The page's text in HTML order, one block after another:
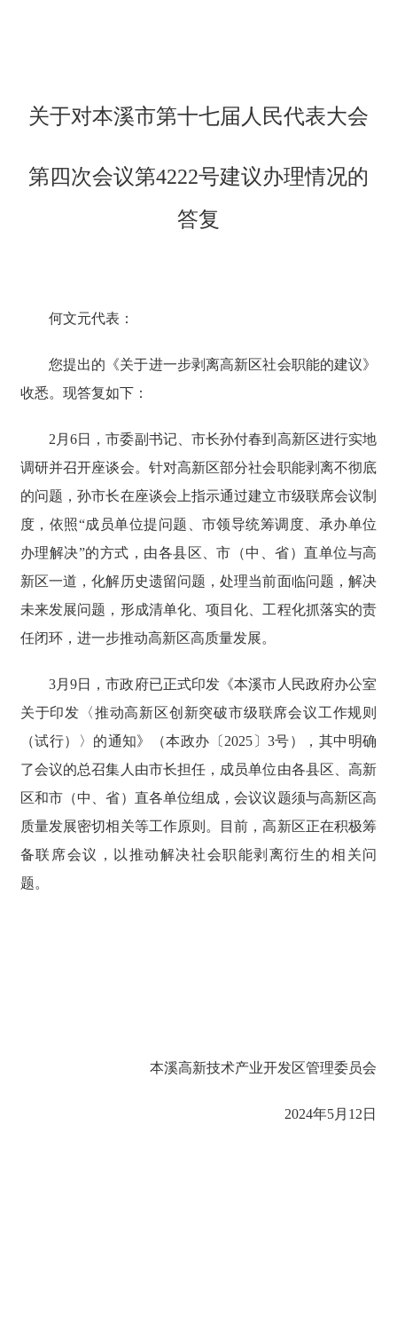
关于对本溪市第十七届人民代表大会
第四次会议第4222号建议办理情况的
答复
何文元代表：
您提出的《关于进一步剥离高新区社会职能的建议》
收悉。现答复如下：
2月6日，市委副书记、市长孙付春到高新区进行实地
调研并召开座谈会。针对高新区部分社会职能剥离不彻底
的问题，孙市长在座谈会上指示通过建立市级联席会议制
度，依照“成员单位提问题、市领导统筹调度、承办单位
办理解决”的方式，由各县区、市（中、省）直单位与高
新区一道，化解历史遗留问题，处理当前面临问题，解决
未来发展问题，形成清单化、项目化、工程化抓落实的责
任闭环，进一步推动高新区高质量发展。
3月9日，市政府已正式印发《本溪市人民政府办公室
关于印发〈推动高新区创新突破市级联席会议工作规则
（试行）〉的通知》（本政办〔2025〕3号），其中明确
了会议的总召集人由市长担任，成员单位由各县区、高新
区和市（中、省）直各单位组成，会议议题须与高新区高
质量发展密切相关等工作原则。目前，高新区正在积极筹
备联席会议，以推动解决社会职能剥离衍生的相关问
题。
本溪高新技术产业开发区管理委员会
2024年5月12日